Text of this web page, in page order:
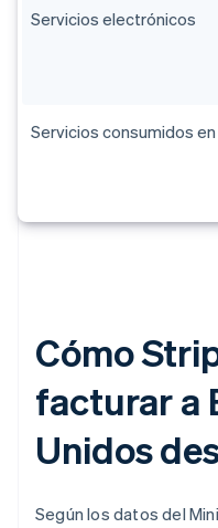
Servicios electrónicos
Servicios consumidos en
Cómo
facturar a
Unidos
Según los datos del